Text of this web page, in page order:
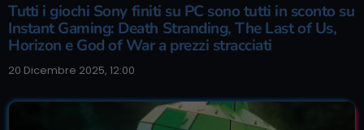
Tutti i giochi Sony finiti su PC sono tutti in sconto su
Instant Gaming: Death Stranding, The Last of Us,
Horizon e God of War a prezzi stracciati
20 Dicembre 2025, 12:00